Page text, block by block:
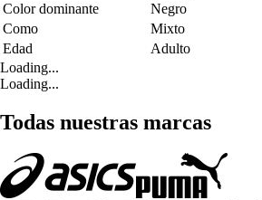
Color dominante
Negro
Como
Mixto
Edad
Adulto
Loading...
Loading...
Todas nuestras marcas